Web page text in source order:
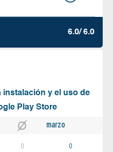
6.0/ 6.0
instalación y el uso de
Play Store
marzo
0 0